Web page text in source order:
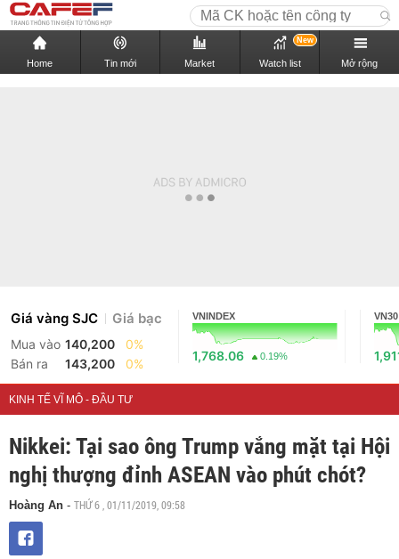
Home Tin mới Market Watch list
New
Mở rộng
Giá vàng SJC Giá bạc
Mua vào 140,200
0%
Bán ra
143,200 0%
VNINDEX
1,768.06 0.19%
VN30
KINH TẾ VĨ MÔ - ĐẦU TƯ
Nikkei: Tại sao ông Trump vắng mặt tại Hội
nghị thượng đỉnh ASEAN vào phút chót?
Hoàng An - THỨ 6 , 01/11/2019, 09:58